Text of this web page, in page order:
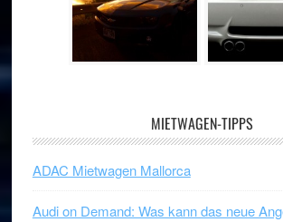
MIETWAGEN-TIPPS
ADAC Mietwagen Mallorca
Audi on Demand: Was kann das neue